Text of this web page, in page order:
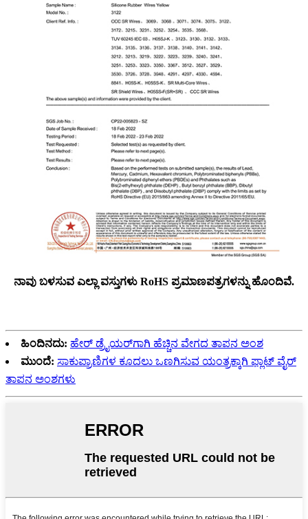
ನಾವು ಬಳಸುವ ಎಲ್ಲಾ ವಸ್ತುಗಳು RoHS ಪ್ರಮಾಣಪತ್ರಗಳನ್ನು ಹೊಂದಿವೆ.
ಹಿಂದಿನದು: ಹೇರ್ ಡ್ರೈಯರ್‌ಗಾಗಿ ಹೆಚ್ಚಿನ ವೇಗದ ತಾಪನ ಅಂಶ
ಮುಂದೆ: ಸಾಕುಪ್ರಾಣಿಗಳ ಕೂದಲು ಒಣಗಿಸುವ ಯಂತ್ರಕ್ಕಾಗಿ ಫ್ಲಾಟ್ ವೈರ್
ತಾಪನ ಅಂಶಗಳು